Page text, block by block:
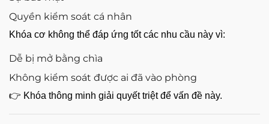
Quyền kiểm soát cá nhân
Khóa cơ không thể đáp ứng tốt các nhu cầu này vì:
Dễ bị mở bằng chìa
Không kiểm soát được ai đã vào phòng
👉 Khóa thông minh giải quyết triệt để vấn đề này.